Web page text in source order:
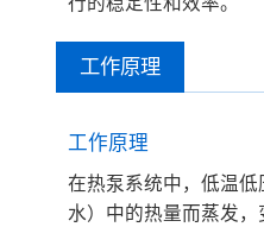
工作原理
工作原理
在热泵系统中，低温低
水）中的热量而蒸发